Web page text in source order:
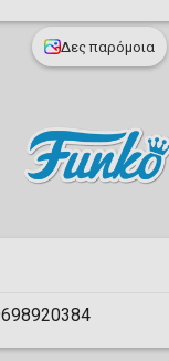
Δες παρόμοια